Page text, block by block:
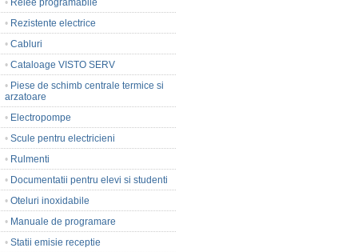
• Relee programabile
• Rezistente electrice
• Cabluri
• Cataloage VISTO SERV
• Piese de schimb centrale termice si
arzatoare
• Electropompe
• Scule pentru electricieni
• Rulmenti
• Documentatii pentru elevi si studenti
• Oteluri inoxidabile
• Manuale de programare
• Statii emisie receptie